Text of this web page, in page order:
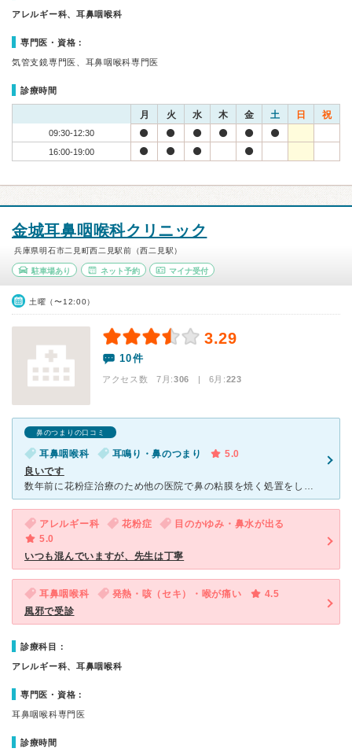
アレルギー科、耳鼻咽喉科
専門医・資格：
気管支鏡専門医、耳鼻咽喉科専門医
診療時間
月 火 水 木 金 土 日 祝
09:30-12:30
16:00-19:00
金城耳鼻咽喉科クリニック
兵庫県明石市二見町西二見駅前（西二見駅）
駐車場あり ネット予約 マイナ受付
土曜（〜12:00）
3.29
10件
アクセス数 7月:306 | 6月:223
鼻のつまりの口コミ
耳鼻咽喉科 耳鳴り・鼻のつまり
5.0
良いです
数年前に花粉症治療のため他の医院で鼻の粘膜を焼く処置をしてから、逆に慢性の鼻炎のような症状に悩まされるようになりました。 それからは年中鼻炎薬を飲まなければ朝から鼻水が止まりません。 そん
アレルギー科 花粉症
目のかゆみ・鼻水が出る
5.0
いつも混んでいますが、先生は丁寧
耳鼻咽喉科 発熱・咳（セキ）・喉が痛い
4.5
風邪で受診
診療科目：
アレルギー科、耳鼻咽喉科
専門医・資格：
耳鼻咽喉科専門医
診療時間